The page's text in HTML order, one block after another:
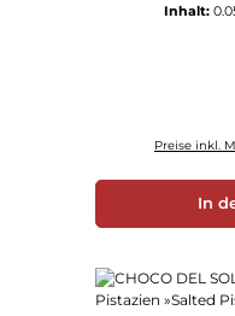
Inhalt:
Preise inkl.
In